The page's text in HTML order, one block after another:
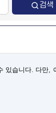
검색
습니다. 다만